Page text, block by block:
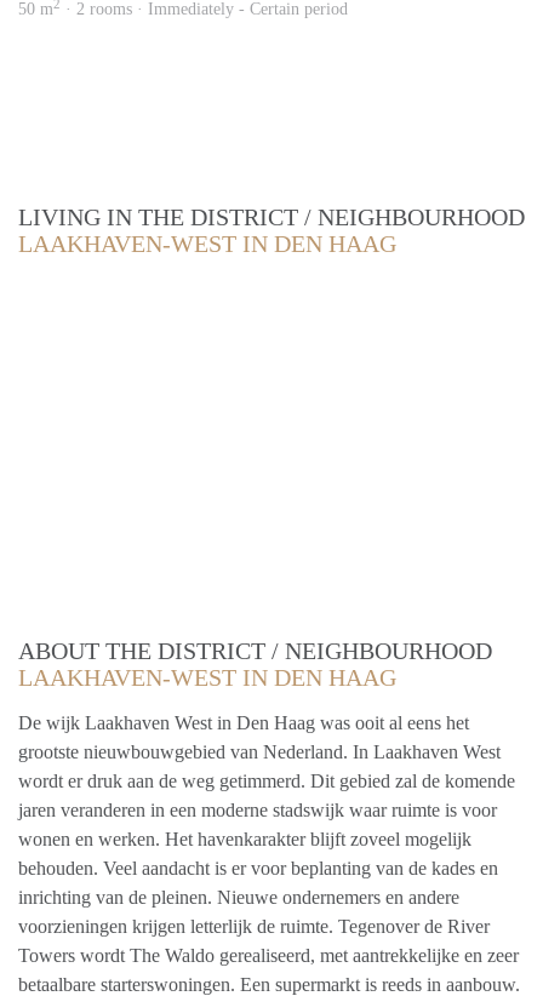
50 m2 · 2 rooms · Immediately - Certain period
LIVING IN THE DISTRICT / NEIGHBOURHOOD
LAAKHAVEN-WEST IN DEN HAAG
ABOUT THE DISTRICT / NEIGHBOURHOOD
LAAKHAVEN-WEST IN DEN HAAG
De wijk Laakhaven West in Den Haag was ooit al eens het
grootste nieuwbouwgebied van Nederland. In Laakhaven West
wordt er druk aan de weg getimmerd. Dit gebied zal de komende
jaren veranderen in een moderne stadswijk waar ruimte is voor
wonen en werken. Het havenkarakter blijft zoveel mogelijk
behouden. Veel aandacht is er voor beplanting van de kades en
inrichting van de pleinen. Nieuwe ondernemers en andere
voorzieningen krijgen letterlijk de ruimte. Tegenover de River
Towers wordt The Waldo gerealiseerd, met aantrekkelijke en zeer
betaalbare starterswoningen. Een supermarkt is reeds in aanbouw.